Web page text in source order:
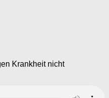
Krankheit nicht